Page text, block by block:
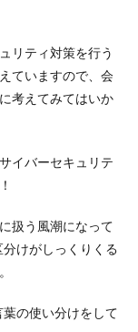
リティ対策を行う
ていますので、会
考えてみてはいか
イバーセキュリテ
扱う風潮になって
けがしっくりくる
の使い分けをして